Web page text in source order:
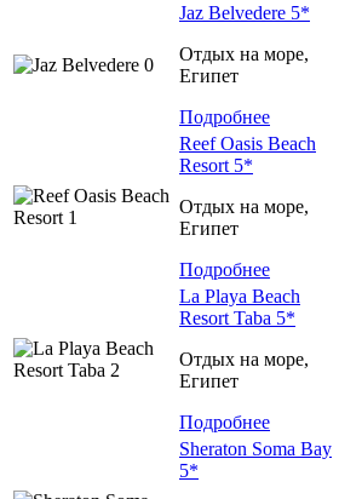
Jaz Belvedere 5*
Отдых на море,
Египет
Подробнее
Reef Oasis Beach
Resort 5*
Отдых на море,
Египет
Подробнее
La Playa Beach
Resort Taba 5*
Отдых на море,
Египет
Подробнее
Sheraton Soma Bay
5*